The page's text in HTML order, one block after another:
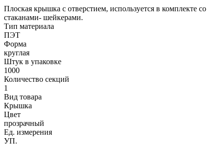
Плоская крышка с отверстием, используется в комплекте со
стаканами- шейкерами.
Тип материала
ПЭТ
Форма
круглая
Штук в упаковке
1000
Количество секций
1
Вид товара
Крышка
Цвет
прозрачный
Ед. измерения
УП.